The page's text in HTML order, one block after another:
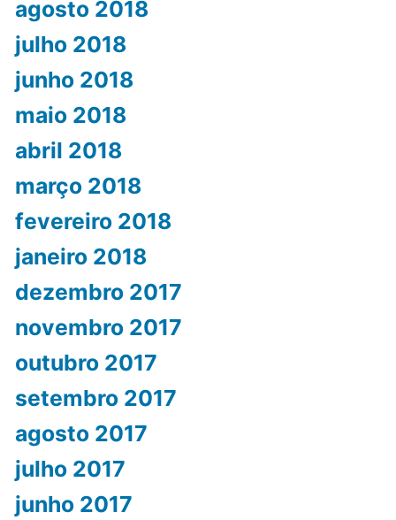
agosto 2018
julho 2018
junho 2018
maio 2018
abril 2018
março 2018
fevereiro 2018
janeiro 2018
dezembro 2017
novembro 2017
outubro 2017
setembro 2017
agosto 2017
julho 2017
junho 2017